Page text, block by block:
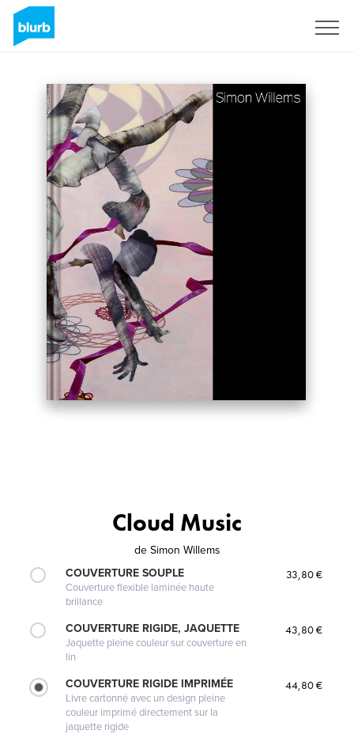
Cloud Music
de Simon Willems
COUVERTURE SOUPLE
Couverture flexible laminée haute
brillance
33,80 €
COUVERTURE RIGIDE, JAQUETTE
Jaquette pleine couleur sur couverture en
lin
43,80 €
COUVERTURE RIGIDE IMPRIMÉE
Livre cartonné avec un design pleine
couleur imprimé directement sur la
jaquette rigide
44,80 €